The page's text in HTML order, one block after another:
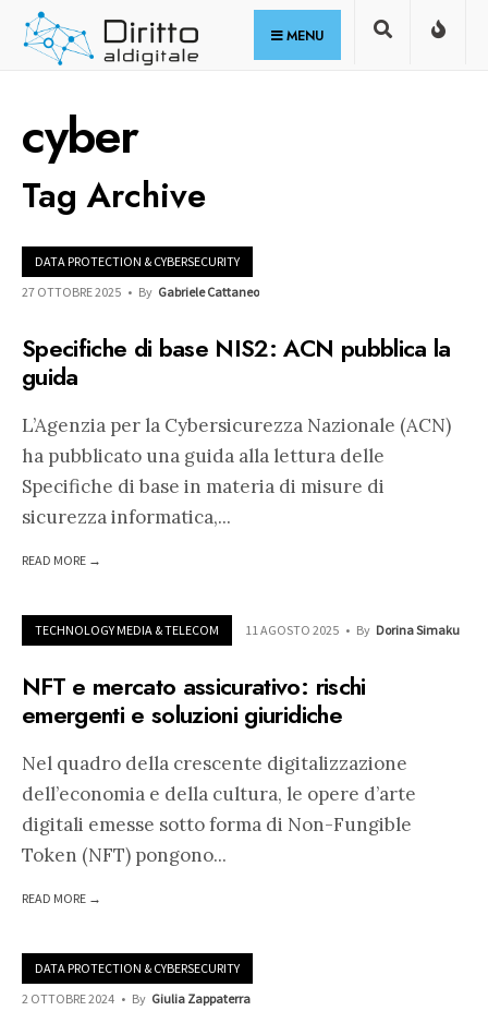
Skip
MENU
cyber
Tag Archive
DATA PROTECTION & CYBERSECURITY
27 OTTOBRE 2025 • By Gabriele Cattaneo
Specifiche di base NIS2: ACN pubblica la
guida
L’Agenzia per la Cybersicurezza Nazionale (ACN)
ha pubblicato una guida alla lettura delle
Specifiche di base in materia di misure di
sicurezza informatica,...
READ MORE →
TECHNOLOGY MEDIA & TELECOM 11 AGOSTO 2025 • By Dorina Simaku
NFT e mercato assicurativo: rischi
emergenti e soluzioni giuridiche
Nel quadro della crescente digitalizzazione
dell’economia e della cultura, le opere d’arte
digitali emesse sotto forma di Non-Fungible
Token (NFT) pongono...
READ MORE →
DATA PROTECTION & CYBERSECURITY
2 OTTOBRE 2024 • By Giulia Zappaterra